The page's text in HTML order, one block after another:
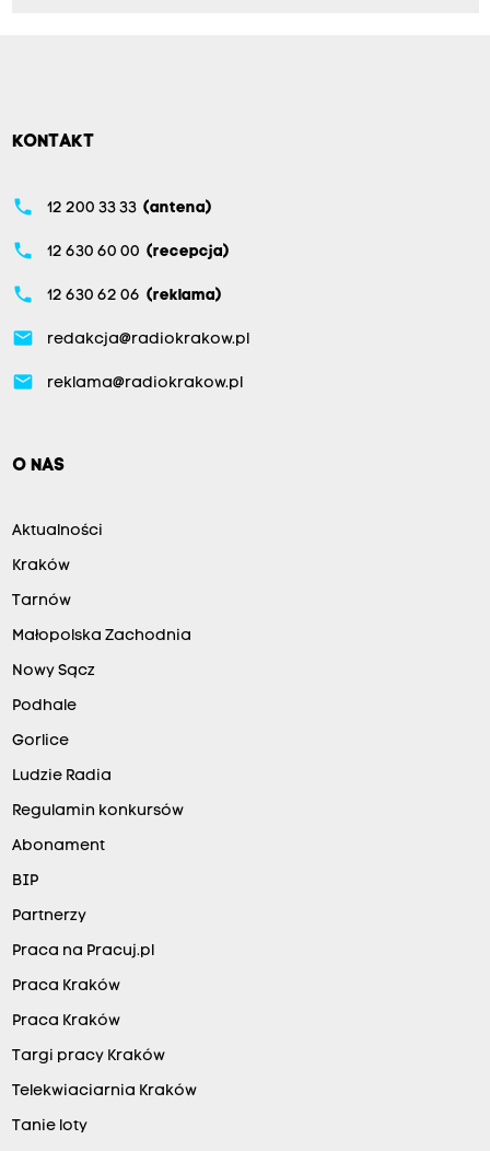
KONTAKT
phone 12 200 33 33 (antena)
phone 12 630 60 00 (recepcja)
phone 12 630 62 06 (reklama)
email redakcja@radiokrakow.pl
email reklama@radiokrakow.pl
O NAS
Aktualności
Kraków
Tarnów
Małopolska Zachodnia
Nowy Sącz
Podhale
Gorlice
Ludzie Radia
Regulamin konkursów
Abonament
BIP
Partnerzy
Praca na Pracuj.pl
Praca Kraków
Praca Kraków
Targi pracy Kraków
Telekwiaciarnia Kraków
Tanie loty